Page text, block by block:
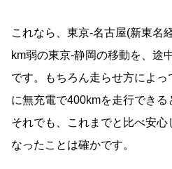
これなら、東京-名古屋(新東名
km弱の東京-静岡の移動を、途
です。もちろん走らせ方によ
に無充電で400kmを走行できる
それでも、これまでと比べ安
なったことは確かです。